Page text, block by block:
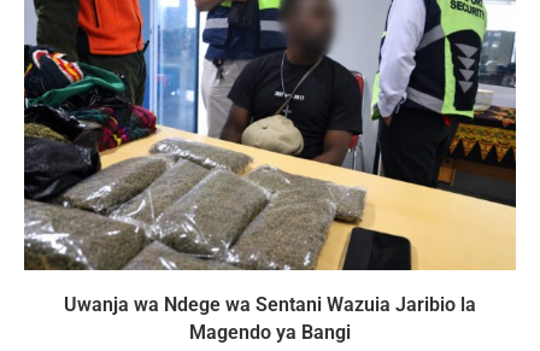
Uwanja wa Ndege wa Sentani Wazuia Jaribio la
Magendo ya Bangi